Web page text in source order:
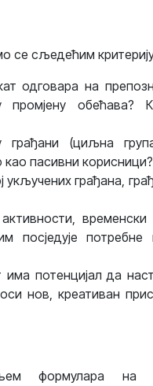
се сљедећим
одговара на
промјену
грађани (циљна
пасивни
грађана,
временски
потребне
потенцијал да
нов, креативан
формулара на